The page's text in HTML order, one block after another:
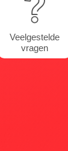
Veelgestelde
vragen